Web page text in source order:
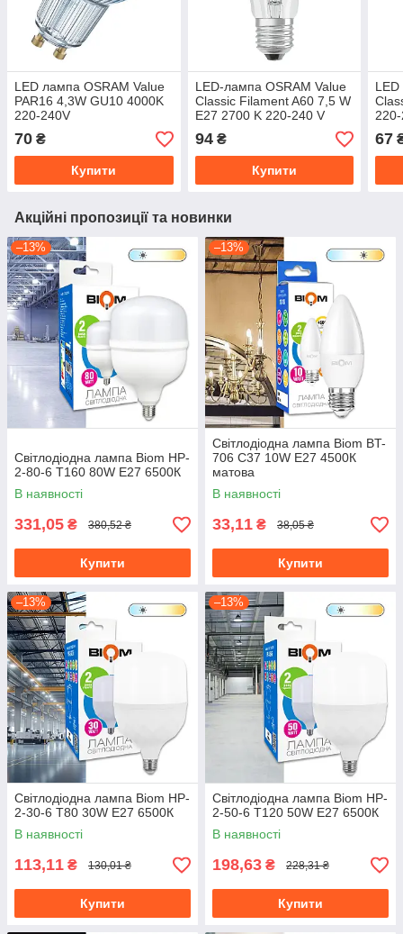
LED лампа OSRAM Value
PAR16 4,3W GU10 4000K
220-240V
(4058075055155)
70 ₴
Купити
LED-лампа OSRAM Value
Classic Filament A60 7,5 W
E27 2700 K 220-240 V
(4058075288669)
94₴
Купити
67
Акційні пропозиції та новинки
–13%
Світлодіодна лампа Biom HP-
2-80-6 T160 80W E27 6500К
В наявності
331,05 ₴ 380,52 ₴
Купити
–13%
Світлодіодна лампа Biom BT-
706 C37 10W E27 4500К
матова
В наявності
33,11 ₴ 38,05 ₴
Купити
–13%
Світлодіодна лампа Biom HP-
2-30-6 T80 30W E27 6500К
В наявності
113,11 ₴ 130,01 ₴
Купити
–13%
Світлодіодна лампа Biom HP-
2-50-6 T120 50W E27 6500К
В наявності
198,63 ₴ 228,31 ₴
Купити